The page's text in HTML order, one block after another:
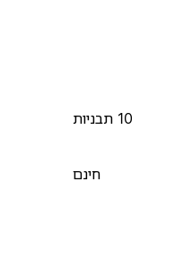
10 תבניות
חינם